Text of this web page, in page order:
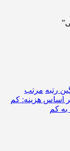
رتبه مرتب
اساس هزینه: کم
کم